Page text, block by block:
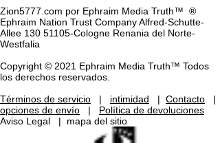
Zion5777.com por Ephraim Media Truth™ ®
Ephraim Nation Trust Company Alfred-Schutte-
Allee 130 51105-Cologne Renania del Norte-
Westfalia
Copyright © 2021 Ephraim Media Truth™ Todos
los derechos reservados.
Términos de servicio
| intimidad | Contacto
|
opciones de envío
|
Política de devoluciones
Aviso Legal
| mapa del sitio